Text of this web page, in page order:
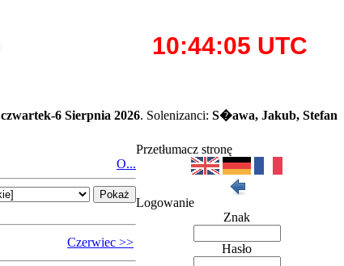
czwartek-6 Sierpnia 2026. Solenizanci: S�awa, Jakub, Stefan
O...
Czerwiec >>
Przetłumacz stronę
Logowanie
Znak
Hasło